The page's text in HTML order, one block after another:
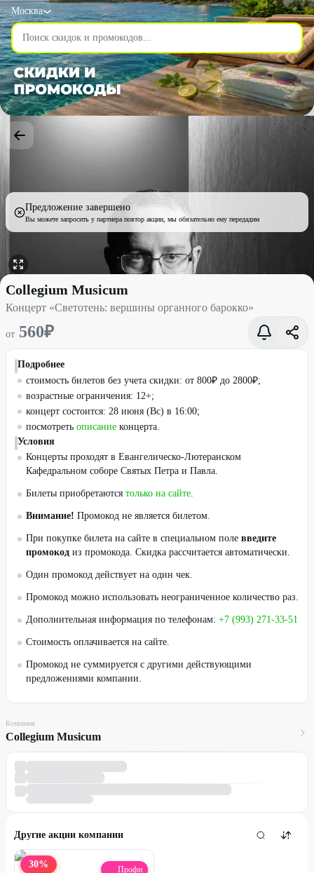
Москва
Предложение завершено
Вы можете запросить у партнера повтор акции, мы обязательно ему передадим
Концерт «Светотень: вершины органного барокко» со
Collegium Musicum
Концерт «Светотень: вершины органного барокко»
от 560₽
Подробнее
стоимость билетов без учета скидки: от 800₽ до 2800₽;
возрастные ограничения: 12+;
концерт состоится: 28 июня (Вс) в 16:00;
посмотреть описание концерта.
Условия
Концерты проходят в Евангелическо-Лютеранском
Кафедральном соборе Святых Петра и Павла.
Билеты приобретаются только на сайте.
Внимание! Промокод не является билетом.
При покупке билета на сайте в специальном поле введите
промокод из промокода. Скидка рассчитается автоматически.
Один промокод действует на один чек.
Промокод можно использовать неограниченное количество раз.
Дополнительная информация по телефонам: +7 (993) 271-33-51
Стоимость оплачивается на сайте.
Промокод не суммируется с другими действующими
предложениями компании.
Компания
Collegium Musicum
Другие акции компании
30% Профи